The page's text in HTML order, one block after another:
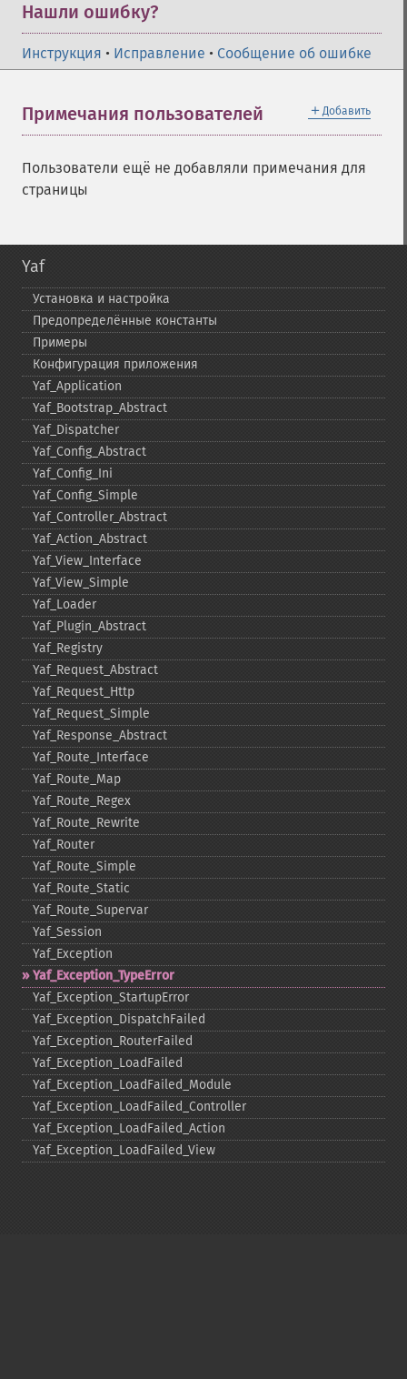
Нашли ошибку?
Инструкция • Исправление • Сообщение об ошибке
＋ Добавить
Примечания пользователей
Пользователи ещё не добавляли примечания для
страницы
Yaf
Установка и настройка
Предопределённые константы
Примеры
Конфигурация приложения
Yaf_​Application
Yaf_​Bootstrap_​Abstract
Yaf_​Dispatcher
Yaf_​Config_​Abstract
Yaf_​Config_​Ini
Yaf_​Config_​Simple
Yaf_​Controller_​Abstract
Yaf_​Action_​Abstract
Yaf_​View_​Interface
Yaf_​View_​Simple
Yaf_​Loader
Yaf_​Plugin_​Abstract
Yaf_​Registry
Yaf_​Request_​Abstract
Yaf_​Request_​Http
Yaf_​Request_​Simple
Yaf_​Response_​Abstract
Yaf_​Route_​Interface
Yaf_​Route_​Map
Yaf_​Route_​Regex
Yaf_​Route_​Rewrite
Yaf_​Router
Yaf_​Route_​Simple
Yaf_​Route_​Static
Yaf_​Route_​Supervar
Yaf_​Session
Yaf_​Exception
Yaf_​Exception_​TypeError
Yaf_​Exception_​StartupError
Yaf_​Exception_​DispatchFailed
Yaf_​Exception_​RouterFailed
Yaf_​Exception_​LoadFailed
Yaf_​Exception_​LoadFailed_​Module
Yaf_​Exception_​LoadFailed_​Controller
Yaf_​Exception_​LoadFailed_​Action
Yaf_​Exception_​LoadFailed_​View